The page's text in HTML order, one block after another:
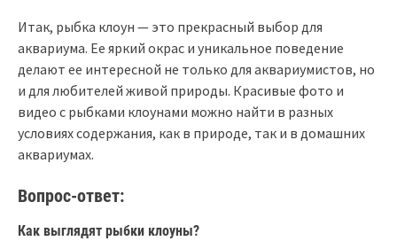
Итак, рыбка клоун — это прекрасный выбор для
аквариума. Ее яркий окрас и уникальное поведение
делают ее интересной не только для аквариумистов, но
и для любителей живой природы. Красивые фото и
видео с рыбками клоунами можно найти в разных
условиях содержания, как в природе, так и в домашних
аквариумах.
Вопрос-ответ:
Как выглядят рыбки клоуны?